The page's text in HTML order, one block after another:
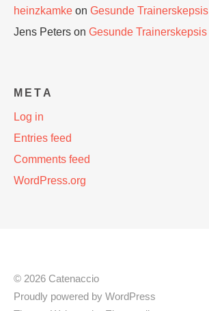
heinzkamke on Gesunde Trainerskepsis
Jens Peters on Gesunde Trainerskepsis
META
Log in
Entries feed
Comments feed
WordPress.org
© 2026 Catenaccio
Proudly powered by WordPress